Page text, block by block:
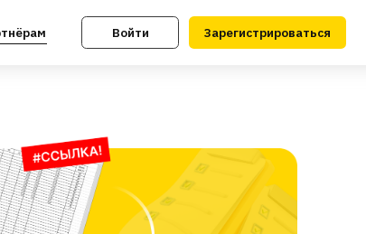
Войти Зарегистрироваться